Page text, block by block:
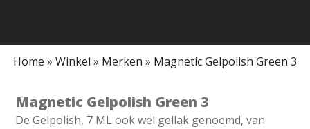
Home » Winkel » Merken » Magnetic Gelpolish Green 3
Magnetic Gelpolish Green 3
De Gelpolish, 7 ML ook wel gellak genoemd, van